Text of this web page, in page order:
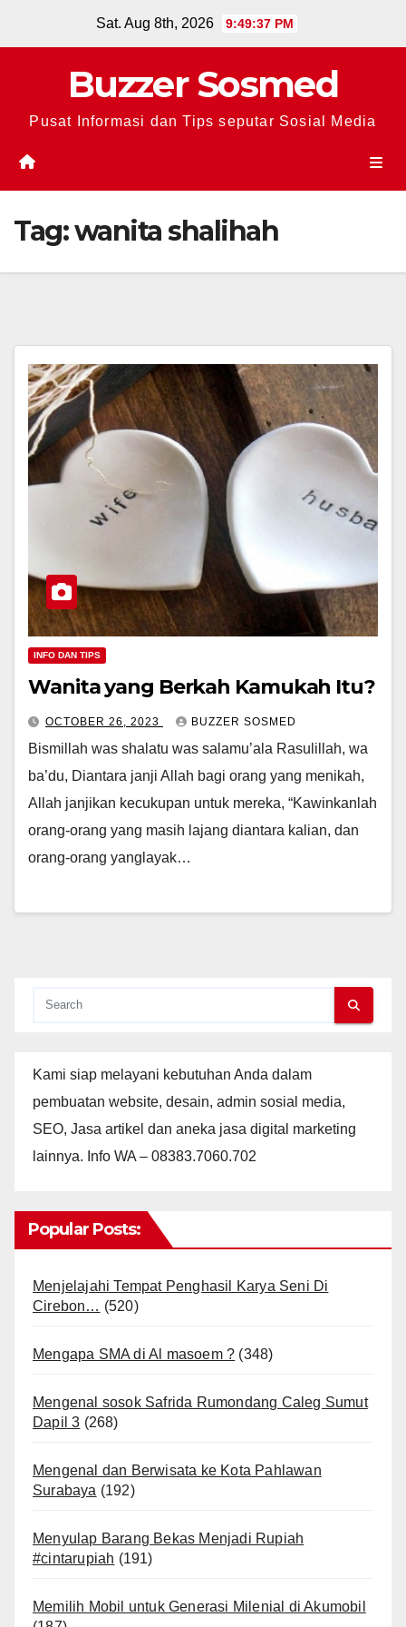
Sat. Aug 8th, 2026 9:49:37 PM
Buzzer Sosmed
Pusat Informasi dan Tips seputar Sosial Media
Tag:wanita shalihah
INFO DAN TIPS
Wanita yang Berkah Kamukah Itu?
OCTOBER 26, 2023 BUZZER SOSMED
Bismillah was shalatu was salamu’ala Rasulillah, wa
ba’du, Diantara janji Allah bagi orang yang menikah,
Allah janjikan kecukupan untuk mereka, “Kawinkanlah
orang-orang yang masih lajang diantara kalian, dan
orang-orang yanglayak…
Kami siap melayani kebutuhan Anda dalam
pembuatan website, desain, admin sosial media,
SEO, Jasa artikel dan aneka jasa digital marketing
lainnya. Info WA – 08383.7060.702
Popular Posts:
Menjelajahi Tempat Penghasil Karya Seni Di
Cirebon… (520)
Mengapa SMA di Al masoem ? (348)
Mengenal sosok Safrida Rumondang Caleg Sumut
Dapil 3 (268)
Mengenal dan Berwisata ke Kota Pahlawan
Surabaya (192)
Menyulap Barang Bekas Menjadi Rupiah
#cintarupiah (191)
Memilih Mobil untuk Generasi Milenial di Akumobil